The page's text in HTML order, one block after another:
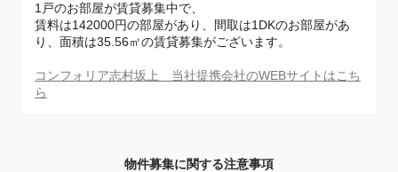
1戸のお部屋が賃貸募集中で、
賃料は142000円の部屋があり、間取は1DKのお部屋があ
り、面積は35.56㎡の賃貸募集がございます。
コンフォリア志村坂上 当社提携会社のWEBサイトはこち
ら
物件募集に関する注意事項